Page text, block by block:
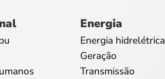
Energia
Energia hidrelétrica
Geração
Transmissão